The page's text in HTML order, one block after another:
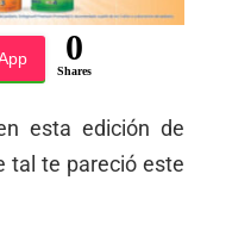
0
Shares
esta edición de
tal te pareció este